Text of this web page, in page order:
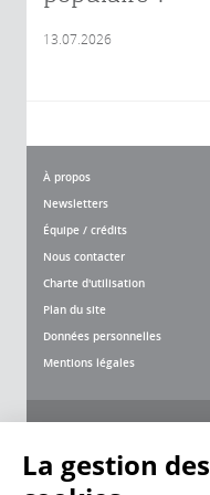
13.07.2026
À propos
Newsletters
Équipe / crédits
Nous contacter
Charte d'utilisation
Plan du site
Données personnelles
Mentions légales
La gestion des